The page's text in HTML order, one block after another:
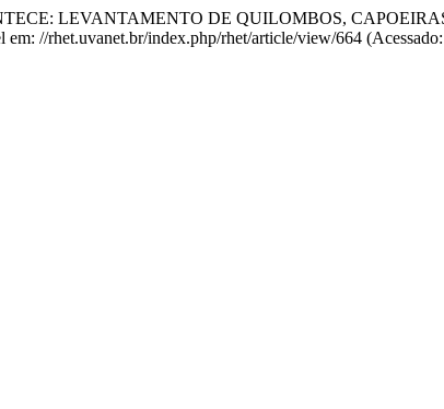
LEVANTAMENTO DE QUILOMBOS,
em: //rhet.uvanet.br/index.php/rhet/article/view/664